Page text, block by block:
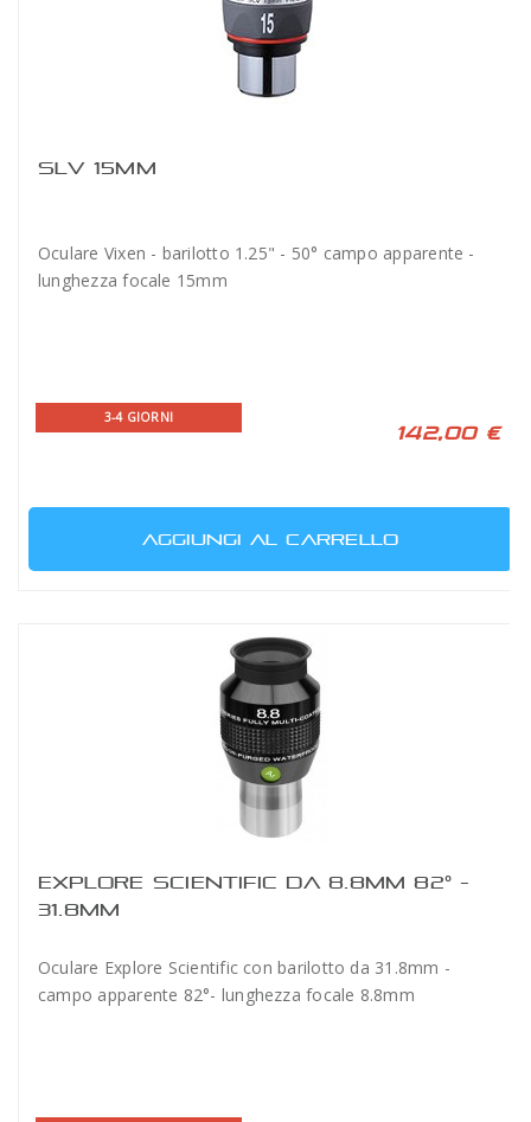
SLV 15MM
Oculare Vixen - barilotto 1.25" - 50° campo apparente -
lunghezza focale 15mm
3-4 GIORNI
142,00 €
AGGIUNGI AL CARRELLO
EXPLORE SCIENTIFIC DA 8.8MM 82° -
31.8MM
Oculare Explore Scientific con barilotto da 31.8mm -
campo apparente 82°- lunghezza focale 8.8mm